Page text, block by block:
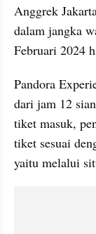
Anggrek
dalam jangka
Februari 2024
Pandora
dari jam 12
tiket masuk,
tiket sesuai
yaitu melalui